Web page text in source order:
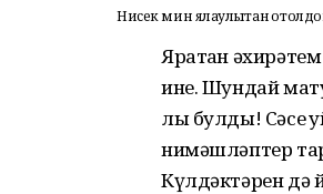
Нисек мин ялҡаулыҡтан
Яратҡан
ине. Шундай
лы булды! Сәсе
нимәшләптер
Күлдәктәрен дә